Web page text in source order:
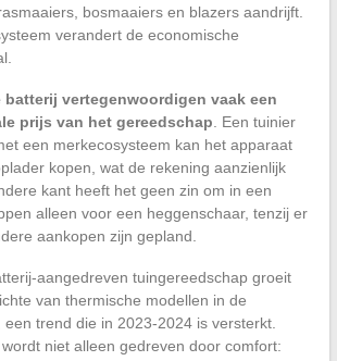
bosmaaiers en blazers aandrijft.
verandert de economische
batterij vertegenwoordigen vaak een
prijs van het gereedschap . Een tuinier
een merkecosysteem kan het apparaat
kopen, wat de rekening aanzienlijk
kant heeft het geen zin om in een
alleen voor een heggenschaar, tenzij er
aankopen zijn gepland.
aangedreven tuingereedschap groeit
van thermische modellen in de
een trend die in 2023-2024 is versterkt.
niet alleen gedreven door comfort: